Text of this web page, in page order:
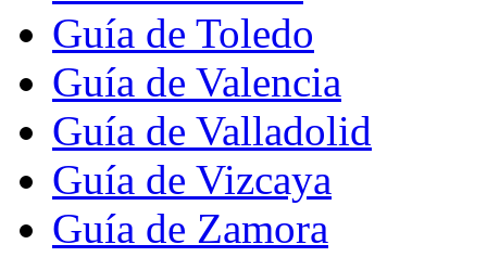
Guía de Toledo
Guía de Valencia
Guía de Valladolid
Guía de Vizcaya
Guía de Zamora